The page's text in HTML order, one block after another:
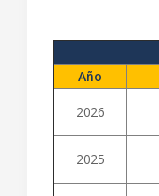
Año
2026
2025